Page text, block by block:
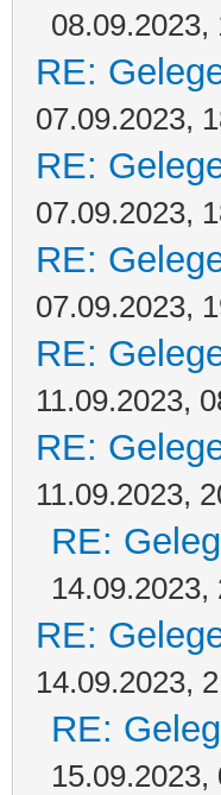
08.09.2023,
RE:
07.09.2023,
RE:
07.09.2023,
RE:
07.09.2023,
RE:
11.09.2023,
RE:
11.09.2023,
RE:
14.09.2023,
RE:
14.09.2023,
RE:
15.09.2023,